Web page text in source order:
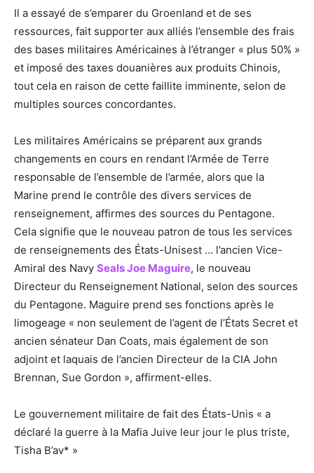
Il a essayé de s’emparer du Groenland et de ses
ressources, fait supporter aux alliés l’ensemble des frais
des bases militaires Américaines à l’étranger « plus 50% »
et imposé des taxes douanières aux produits Chinois,
tout cela en raison de cette faillite imminente, selon de
multiples sources concordantes.
Les militaires Américains se préparent aux grands
changements en cours en rendant l’Armée de Terre
responsable de l’ensemble de l’armée, alors que la
Marine prend le contrôle des divers services de
renseignement, affirmes des sources du Pentagone.
Cela signifie que le nouveau patron de tous les services
de renseignements des États-Unisest … l’ancien Vice-
Amiral des Navy Seals Joe Maguire, le nouveau
Directeur du Renseignement National, selon des sources
du Pentagone. Maguire prend ses fonctions après le
limogeage « non seulement de l’agent de l’États Secret et
ancien sénateur Dan Coats, mais également de son
adjoint et laquais de l’ancien Directeur de la CIA John
Brennan, Sue Gordon », affirment-elles.
Le gouvernement militaire de fait des États-Unis « a
déclaré la guerre à la Mafia Juive leur jour le plus triste,
Tisha B’av* »